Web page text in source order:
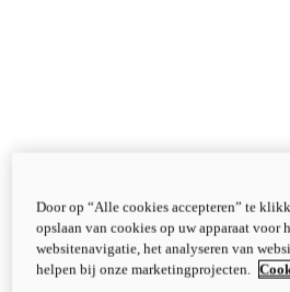
Door op “Alle cookies accepteren” te
opslaan van cookies op uw apparaat voor
websitenavigatie, het analyseren van
helpen bij onze marketingprojecten.